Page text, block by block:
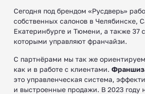
Сегодня под брендом «Русдверь»
собственных салонов в Челябинске,
Екатеринбурге и Тюмени, а также 37
которыми управляют франчайзи.
С партнёрами мы так же
как и в работе с клиентами.
это управленческая система,
и выстроенные продажи. В 2023 году